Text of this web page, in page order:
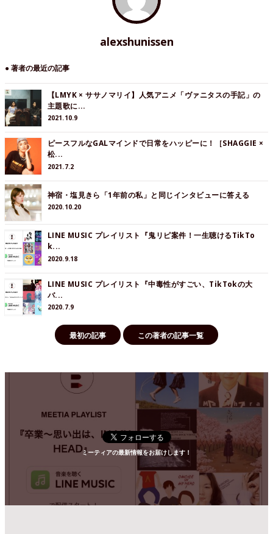
alexshunissen
● 著者の最近の記事
【LMYK × ササノマリイ】人気アニメ「ヴァニタスの手記」の
主題歌に...
2021.10.9
ピースフルなGALマインドで日常をハッピーに！［SHAGGIE ×
松...
2021.7.2
神宿・塩見きら「1年前の私」と同じインタビューに答える
2020.10.20
LINE MUSIC プレイリスト『鬼リピ案件！一生聴けるTikTo
k...
2020.9.18
LINE MUSIC プレイリスト『中毒性がすごい、TikTokの大
バ...
2020.7.9
最初の記事 この著者の記事一覧
ミーティアの最新情報をお届けします！